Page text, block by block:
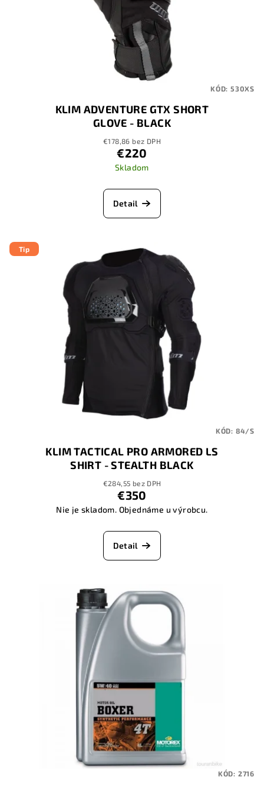
KLIM ADVENTURE GTX SHORT
GLOVE - BLACK
€178,86 bez DPH
€220
Skladom
Detail
KÓD: 530XS
Tip
KLIM TACTICAL PRO ARMORED LS
SHIRT - STEALTH BLACK
€284,55 bez DPH
€350
Nie je skladom. Objednáme u výrobcu.
Detail
KÓD: 84/S
KÓD: 2716